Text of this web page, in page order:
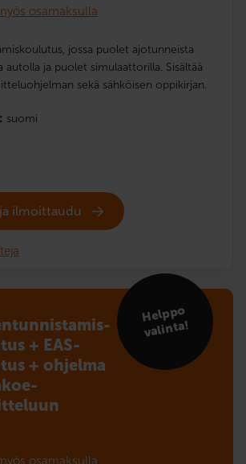
osamaksulla
jossa puolet ajotunneista
autolla ja puolet simulaattorilla. Sisältää
sekä sähköisen oppikirjan.
suomi
ilmoittaudu
+ EAS-
+ ohjelma
Helppo
valinta!
osamaksulla